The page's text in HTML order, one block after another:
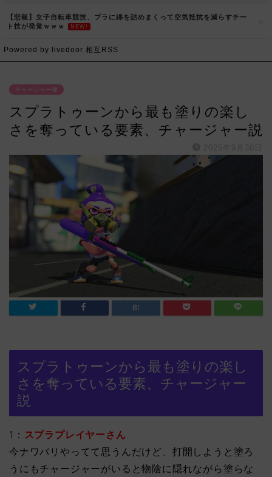
【悲報】女子自転車競技、ブラに綿を詰めまくって空気抵抗を減らすチー
ト技が発覚ｗｗｗ
NEW!
Powered by livedoor 相互RSS
チャージャー種
スプラトゥーンから最も塗りの楽し
さを奪っている要素、チャージャー説
スプラトゥーンから最も塗りの楽し
さを奪っている要素、チャージャー
説
1： スプラプレイヤーさん
今ナワバリやってて思うんだけど、打開しようと塗ろ
うにもチャージャーがいると物陰に隠れながら塗らな